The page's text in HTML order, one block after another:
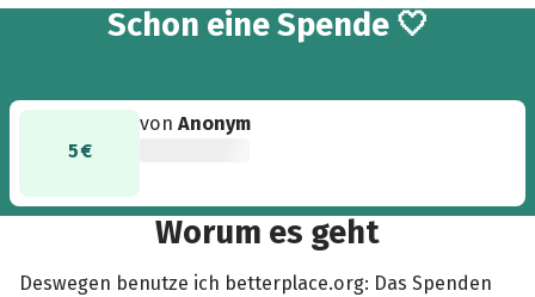
Schon eine Spende 🤍
5 €
vonAnonym
Worum es geht
Deswegen benutze ich betterplace.org: Das Spenden